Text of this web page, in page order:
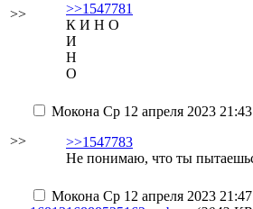
>>
>>1547781
К И Н О
И
Н
О
>>
Мокона Ср 12 апреля 2023
>>1547783
Не понимаю, что ты
Мокона Ср 12 апреля 2023